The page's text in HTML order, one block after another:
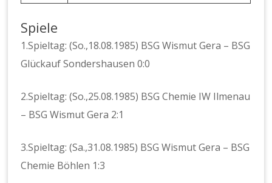
Spiele
1.Spieltag: (So.,18.08.1985) BSG Wismut Gera – BSG
Glückauf Sondershausen 0:0
2.Spieltag: (So.,25.08.1985) BSG Chemie IW Ilmenau
– BSG Wismut Gera 2:1
3.Spieltag: (Sa.,31.08.1985) BSG Wismut Gera – BSG
Chemie Böhlen 1:3